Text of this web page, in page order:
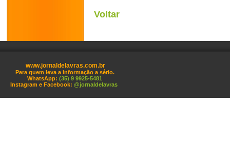
Voltar
www.jornaldelavras.com.br
Para quem leva a informação a sério.
WhatsApp: (35) 9 9925-5481
Instagram e Facebook: @jornaldelavras